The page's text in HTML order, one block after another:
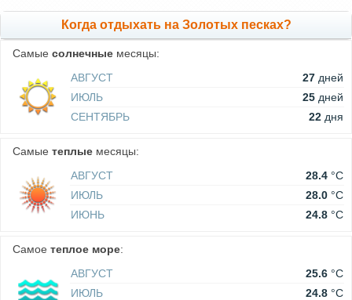
Когда отдыхать на Золотых песках?
Самые солнечные месяцы:
АВГУСТ
27 дней
ИЮЛЬ
25 дней
СЕНТЯБРЬ
22 дня
Самые теплые месяцы:
АВГУСТ
28.4 °C
ИЮЛЬ
28.0 °C
ИЮНЬ
24.8 °C
Самое теплое море:
АВГУСТ
25.6 °C
ИЮЛЬ
24.8 °C